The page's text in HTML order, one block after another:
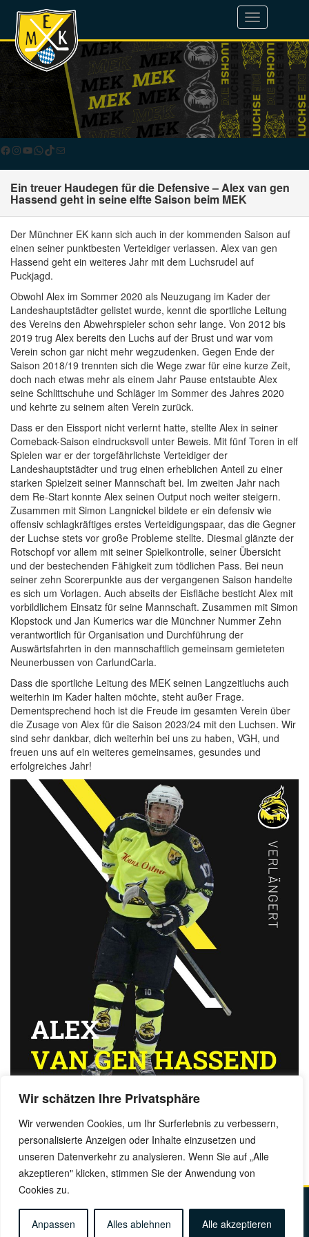
Wir schätzen Ihre Privatsphäre
Wir verwenden Cookies, um Ihr Surferlebnis zu verbessern,
personalisierte Anzeigen oder Inhalte einzusetzen und
unseren Datenverkehr zu analysieren. Wenn Sie auf „Alle
akzeptieren" klicken, stimmen Sie der Anwendung von
Cookies zu.
Anpassen Alles ablehnen Alle akzeptieren
Toggle
navigation
Facebook
Instagram
YouTube
WhatsApp
TikTok
E-Mail
Ein treuer Haudegen für die Defensive – Alex van gen
Hassend geht in seine elfte Saison beim MEK
Der Münchner EK kann sich auch in der kommenden Saison auf
einen seiner punktbesten Verteidiger verlassen. Alex van gen
Hassend geht ein weiteres Jahr mit dem Luchsrudel auf
Puckjagd.
Obwohl Alex im Sommer 2020 als Neuzugang im Kader der
Landeshauptstädter gelistet wurde, kennt die sportliche Leitung
des Vereins den Abwehrspieler schon sehr lange. Von 2012 bis
2019 trug Alex bereits den Luchs auf der Brust und war vom
Verein schon gar nicht mehr wegzudenken. Gegen Ende der
Saison 2018/19 trennten sich die Wege zwar für eine kurze Zeit,
doch nach etwas mehr als einem Jahr Pause entstaubte Alex
seine Schlittschuhe und Schläger im Sommer des Jahres 2020
und kehrte zu seinem alten Verein zurück.
Dass er den Eissport nicht verlernt hatte, stellte Alex in seiner
Comeback-Saison eindrucksvoll unter Beweis. Mit fünf Toren in elf
Spielen war er der torgefährlichste Verteidiger der
Landeshauptstädter und trug einen erheblichen Anteil zu einer
starken Spielzeit seiner Mannschaft bei. Im zweiten Jahr nach
dem Re-Start konnte Alex seinen Output noch weiter steigern.
Zusammen mit Simon Langnickel bildete er ein defensiv wie
offensiv schlagkräftiges erstes Verteidigungspaar, das die Gegner
der Luchse stets vor große Probleme stellte. Diesmal glänzte der
Rotschopf vor allem mit seiner Spielkontrolle, seiner Übersicht
und der bestechenden Fähigkeit zum tödlichen Pass. Bei neun
seiner zehn Scorerpunkte aus der vergangenen Saison handelte
es sich um Vorlagen. Auch abseits der Eisfläche besticht Alex mit
vorbildlichem Einsatz für seine Mannschaft. Zusammen mit Simon
Klopstock und Jan Kumerics war die Münchner Nummer Zehn
verantwortlich für Organisation und Durchführung der
Auswärtsfahrten in den mannschaftlich gemeinsam gemieteten
Neunerbussen von CarlundCarla.
Dass die sportliche Leitung des MEK seinen Langzeitluchs auch
weiterhin im Kader halten möchte, steht außer Frage.
Dementsprechend hoch ist die Freude im gesamten Verein über
die Zusage von Alex für die Saison 2023/24 mit den Luchsen. Wir
sind sehr dankbar, dich weiterhin bei uns zu haben, VGH, und
freuen uns auf ein weiteres gemeinsames, gesundes und
erfolgreiches Jahr!
Benjamin Dornow, 30. Juni 2023
Kontakt Impressum Datenschutz
Anfahrt
© Copyright 2025 Münchner EK